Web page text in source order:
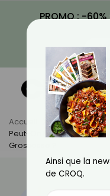
PROMO : -
Accueil Actus
Peut-On Manger Des Noix
Grossesse ?
Ainsi que la
de CROQ.